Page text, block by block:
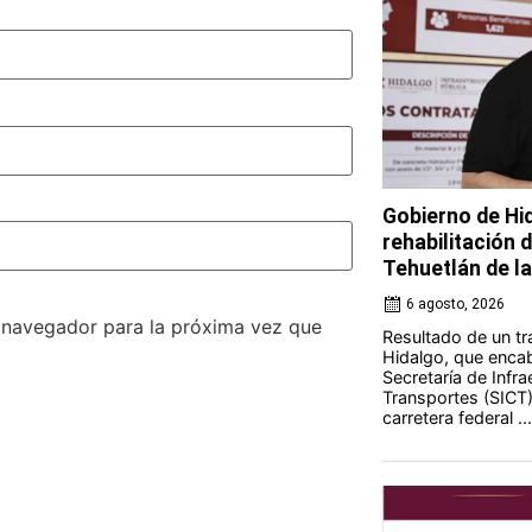
para la próxima vez que
Gobierno de
rehabilitación
Tehuetlán de
6 agosto, 2026
Resultado de un
Hidalgo, que
Secretaría de
Transportes
carretera federal ...